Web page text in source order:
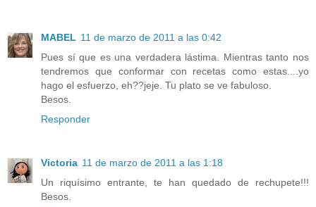
MABEL 11 de marzo de 2011 a las 0:42
Pues sí que es una verdadera lástima. Mientras tanto nos
tendremos que conformar con recetas como estas....yo
hago el esfuerzo, eh??jeje. Tu plato se ve fabuloso.
Besos.
Responder
Victoria 11 de marzo de 2011 a las 1:18
Un riquísimo entrante, te han quedado de rechupete!!!
Besos.